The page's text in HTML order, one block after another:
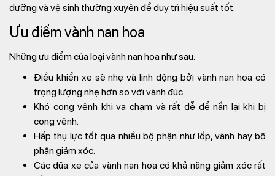
dưỡng và vệ sinh thường xuyên để duy trì hiệu suất tốt.
Ưu điểm vành nan hoa
Những ưu điểm của loại vành nan hoa như sau:
Điều khiển xe sẽ nhẹ và linh động bởi vành nan hoa có
trọng lượng nhẹ hơn so với vành đúc.
Khó cong vênh khi va chạm và rất dễ để nắn lại khi bị
cong vênh.
Hấp thụ lực tốt qua nhiều bộ phận như lốp, vành hay bộ
phận giảm xóc.
Các đũa xe của vành nan hoa có khả năng giảm xóc rất